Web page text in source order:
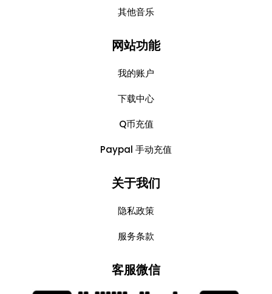
其他音乐
网站功能
我的账户
下载中心
Q币充值
Paypal 手动充值
关于我们
隐私政策
服务条款
客服微信